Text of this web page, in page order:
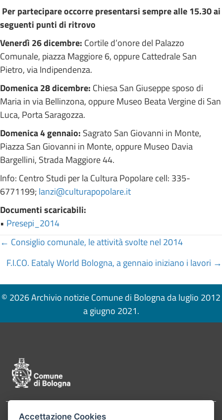
Per partecipare occorre presentarsi sempre alle 15.30 ai
seguenti punti di ritrovo
Venerdì 26 dicembre: Cortile d’onore del Palazzo
Comunale, piazza Maggiore 6, oppure Cattedrale San
Pietro, via Indipendenza.
Domenica 28 dicembre: Chiesa San Giuseppe sposo di
Maria in via Bellinzona, oppure Museo Beata Vergine di San
Luca, Porta Saragozza.
Domenica 4 gennaio: Sagrato San Giovanni in Monte,
Piazza San Giovanni in Monte, oppure Museo Davia
Bargellini, Strada Maggiore 44.
Info: Centro Studi per la Cultura Popolare cell: 335-
6771199; lanzi@culturapopolare.it
Documenti scaricabili:
• Presepi_2014
Posts
navigation
← Consiglio comunale, le attività svolte nel 2014
F.I.CO. Eataly World Bologna, a gennaio iniziano i lavori →
© 2026 Archivio notizie Comune di Bologna da luglio 2012
a giugno 2021.
Accettazione Cookies